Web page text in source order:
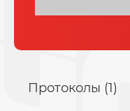
Протоколы (1)